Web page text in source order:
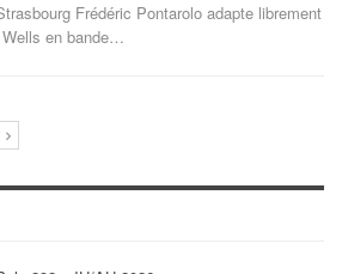
Frédéric Pontarolo adapte librement
Wells en bande…